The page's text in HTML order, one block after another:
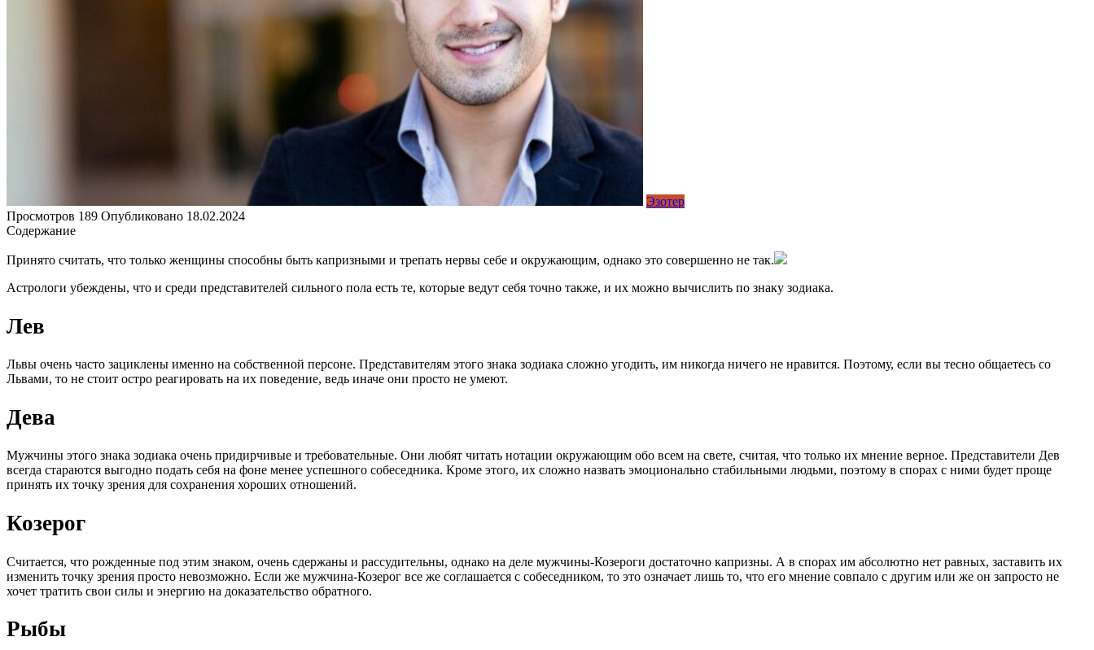
Эзотер
Просмотров 189 Опубликовано 18.02.2024
Содержание
Принято считать, что только женщины способны быть капризными и трепать нервы себе и окружающим, однако это совершенно не так.
Астрологи убеждены, что и среди представителей сильного пола есть те, которые ведут себя точно также, и их можно вычислить по знаку зодиака.
Лев
Львы очень часто зациклены именно на собственной персоне. Представителям этого знака зодиака сложно угодить, им никогда ничего не нравится. Поэтому, если вы тесно общаетесь со
Львами, то не стоит остро реагировать на их поведение, ведь иначе они просто не умеют.
Дева
Мужчины этого знака зодиака очень придирчивые и требовательные. Они любят читать нотации окружающим обо всем на свете, считая, что только их мнение верное. Представители Дев
всегда стараются выгодно подать себя на фоне менее успешного собеседника. Кроме этого, их сложно назвать эмоционально стабильными людьми, поэтому в спорах с ними будет проще
принять их точку зрения для сохранения хороших отношений.
Козерог
Считается, что рожденные под этим знаком, очень сдержаны и рассудительны, однако на деле мужчины-Козероги достаточно капризны. А в спорах им абсолютно нет равных, заставить их
изменить точку зрения просто невозможно. Если же мужчина-Козерог все же соглашается с собеседником, то это означает лишь то, что его мнение совпало с другим или же он запросто не
хочет тратить свои силы и энергию на доказательство обратного.
Рыбы